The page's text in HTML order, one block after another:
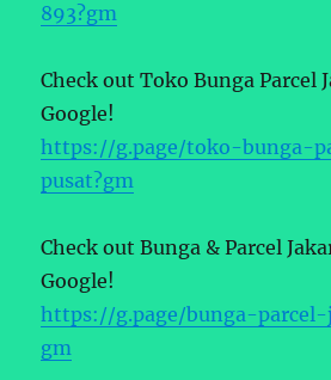
893?gm
Check out Toko Bunga Parcel
Google!
https://g.page/toko-bunga-
pusat?gm
Check out Bunga & Parcel
Google!
https://g.page/bunga-
gm